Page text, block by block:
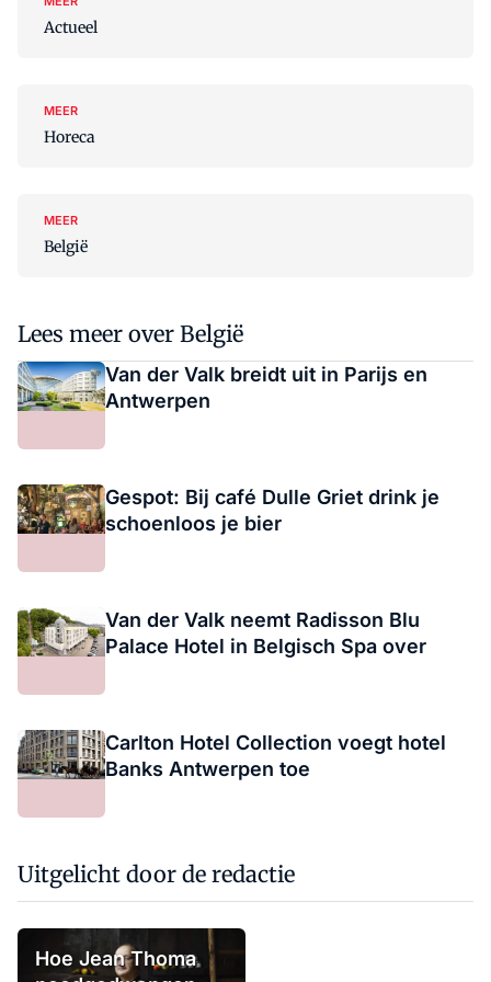
Actueel
MEER
Horeca
MEER
België
Lees meer over België
Van der Valk breidt uit in Parijs en
Antwerpen
Gespot: Bij café Dulle Griet drink je
schoenloos je bier
Van der Valk neemt Radisson Blu
Palace Hotel in Belgisch Spa over
Carlton Hotel Collection voegt hotel
Banks Antwerpen toe
Uitgelicht door de redactie
Hoe Jean Thoma